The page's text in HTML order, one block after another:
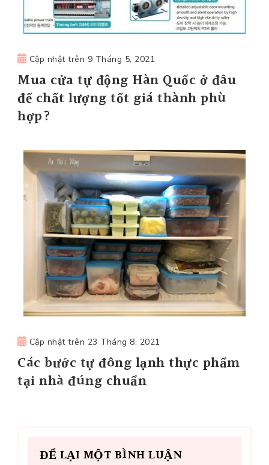
Cập nhật trên 9 Tháng 5, 2021
Mua cửa tự động Hàn Quốc ở đâu
để chất lượng tốt giá thành phù
hợp?
Cập nhật trên 23 Tháng 8, 2021
Các bước tự đông lạnh thực phẩm
tại nhà đúng chuẩn
ĐỂ LẠI MỘT BÌNH LUẬN